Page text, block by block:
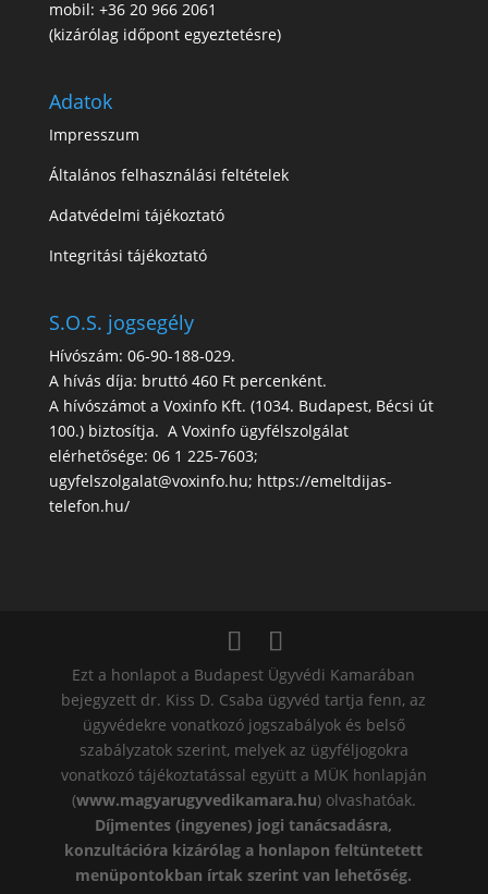
mobil: +36 20 966 2061
(kizárólag időpont egyeztetésre)
Adatok
Impresszum
Általános felhasználási feltételek
Adatvédelmi tájékoztató
Integritási tájékoztató
S.O.S. jogsegély
Hívószám: 06-90-188-029.
A hívás díja: bruttó 460 Ft percenként.
A hívószámot a Voxinfo Kft. (1034. Budapest, Bécsi út
100.) biztosítja. A Voxinfo ügyfélszolgálat
elérhetősége: 06 1 225-7603;
ugyfelszolgalat@voxinfo.hu; https://emeltdijas-
telefon.hu/
Ezt a honlapot a Budapest Ügyvédi Kamarában
bejegyzett dr. Kiss D. Csaba ügyvéd tartja fenn, az
ügyvédekre vonatkozó jogszabályok és belső
szabályzatok szerint, melyek az ügyféljogokra
vonatkozó tájékoztatással együtt a MÜK honlapján
(www.magyarugyvedikamara.hu) olvashatóak.
Díjmentes (ingyenes) jogi tanácsadásra,
konzultációra kizárólag a honlapon feltüntetett
menüpontokban írtak szerint van lehetőség.